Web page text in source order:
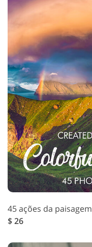
45 ações da paisagem
$ 26